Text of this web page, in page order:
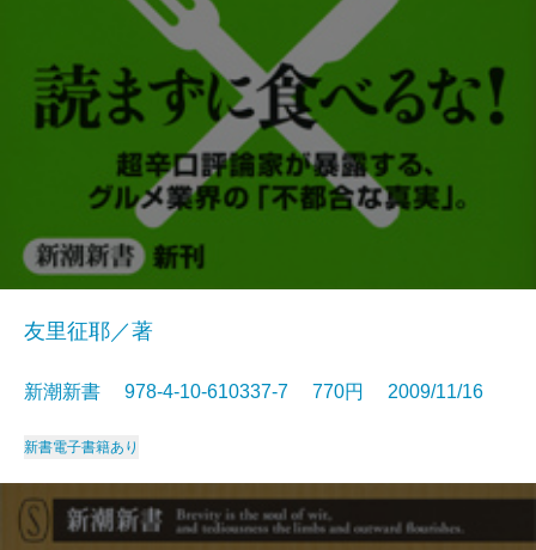
友里征耶／著
新潮新書 978-4-10-610337-7 770円 2009/11/16
新書電子書籍あり